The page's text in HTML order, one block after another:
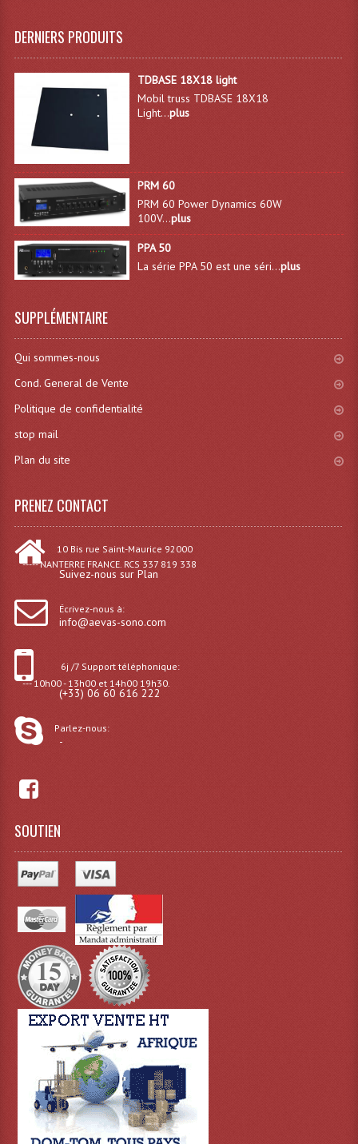
DERNIERS PRODUITS
TDBASE 18X18 light
Mobil truss TDBASE 18X18
Light...plus
PRM 60
PRM 60 Power Dynamics 60W
100V...plus
PPA 50
La série PPA 50 est une séri...plus
SUPPLÉMENTAIRE
Qui sommes-nous
Cond. General de Vente
Politique de confidentialité
stop mail
Plan du site
PRENEZ CONTACT
10 Bis rue Saint-Maurice 92000
----- NANTERRE FRANCE. RCS 337 819 338
Suivez-nous sur Plan
Écrivez-nous à:
info@aevas-sono.com
6j /7 Support téléphonique:
--- 10h00 - 13h00 et 14h00 19h30.
(+33) 06 60 616 222
Parlez-nous:
-
SOUTIEN